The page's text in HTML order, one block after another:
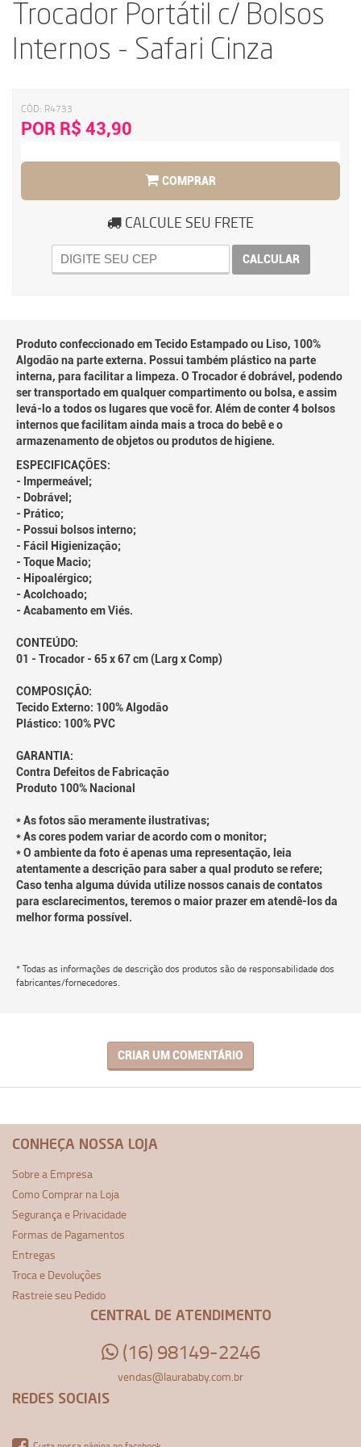
Trocador Portátil c/ Bolsos
Internos - Safari Cinza
CÓD: R4733
POR R$ 43,90
COMPRAR
CALCULE SEU FRETE
CALCULAR
Produto confeccionado em Tecido Estampado ou Liso, 100%
Algodão na parte externa. Possui também plástico na parte
interna, para facilitar a limpeza. O Trocador é dobrável, podendo
ser transportado em qualquer compartimento ou bolsa, e assim
levá-lo a todos os lugares que você for. Além de conter 4 bolsos
internos que facilitam ainda mais a troca do bebê e o
armazenamento de objetos ou produtos de higiene.
ESPECIFICAÇÕES:
- Impermeável;
- Dobrável;
- Prático;
- Possui bolsos interno;
- Fácil Higienização;
- Toque Macio;
- Hipoalérgico;
- Acolchoado;
- Acabamento em Viés.
CONTEÚDO:
01 - Trocador - 65 x 67 cm (Larg x Comp)
COMPOSIÇÃO:
Tecido Externo: 100% Algodão
Plástico: 100% PVC
GARANTIA:
Contra Defeitos de Fabricação
Produto 100% Nacional
* As fotos são meramente ilustrativas;
* As cores podem variar de acordo com o monitor;
* O ambiente da foto é apenas uma representação, leia
atentamente a descrição para saber a qual produto se refere;
Caso tenha alguma dúvida utilize nossos canais de contatos
para esclarecimentos, teremos o maior prazer em atendê-los da
melhor forma possível.
* Todas as informações de descrição dos produtos são de responsabilidade dos
fabricantes/fornecedores.
CRIAR UM COMENTÁRIO
CONHEÇA NOSSA LOJA
Sobre a Empresa
Como Comprar na Loja
Segurança e Privacidade
Formas de Pagamentos
Entregas
Troca e Devoluções
Rastreie seu Pedido
CENTRAL DE ATENDIMENTO
(16) 98149-2246
vendas@laurababy.com.br
REDES SOCIAIS